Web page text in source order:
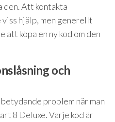
Att kontakta
hjälp, men generellt
att köpa en ny kod om den
och
problem när man
8 Deluxe. Varje kod är